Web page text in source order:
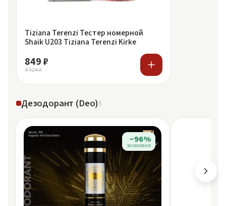
Tiziana Terenzi Тестер номерной
Shaik U203 Tiziana Terenzi Kirke
849 ₽
9 124 ₽
Дезодорант (Deo)5
−96%
экономия